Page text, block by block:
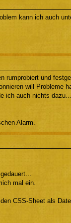
kann ich auch
rumprobiert und
will Probleme
ich auch nichts
Alarm.
mal ein.
CSS-Sheet als